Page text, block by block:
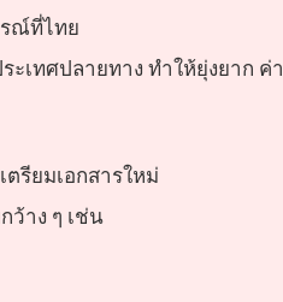
รณ์ที่ไทย
เทศปลายทาง ทำให้ยุ่งยาก ค่
รียมเอกสารใหม่
ว้าง ๆ เช่น